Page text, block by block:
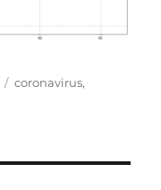
Catégories
coronavirus,